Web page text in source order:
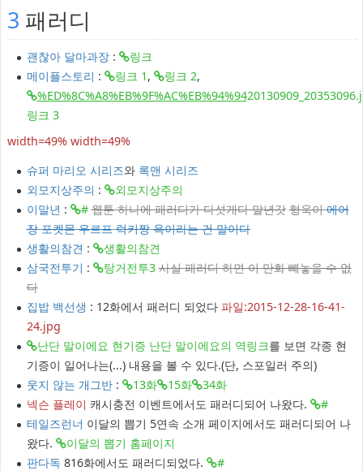
3 패러디
괜찮아 달마과장:
링크
메이플스토리 : 링크 1 , 링크 2,
%ED%8C%A8%EB%9F%AC%EB%94%94
링크 3
width=49% width=49%
슈퍼 마리오 시리즈와 록맨 시리즈
외모지상주의 :
외모지상주의
이말년 : # 웹툰 하나에 패러디가 다섯개다 말년갓 형욱이에어
장 포켓몬 우르프 럭키짱 욕이라는 건 말이다
생활의참견 :
생활의참견
삼국전투기 : 탕거전투3 사실 패러디 하면 이 만화 빼놓을 수 없
다
집밥 백선생 : 12화에서 패러디 되었다 파일:2015-12-28-16-41-
24.jpg
난단 말이에요 현기증 난단 말이에요의 역링크를 보면 각종 현
기증이 일어나는(...) 내용을 볼 수 있다.(단, 스포일러 주의)
웃지 않는 개그반: 13화 15화
34화
넥슨 플레이 캐시충전 이벤트에서도 패러디되어 나왔다.
#
테일즈런너 이달의 뽑기 5연속 소개 페이지에서도 패러디되어 나
왔다.
이달의 뽑기 홈페이지
판다독 816화에서도 패러디되었다.
#